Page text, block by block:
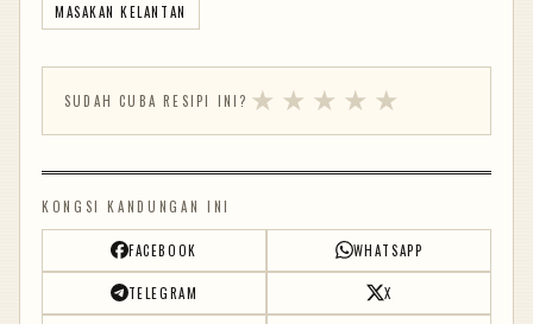
MASAKAN KELANTAN
SUDAH CUBA RESIPI INI? ★ ★ ★ ★ ★
KONGSI KANDUNGAN INI
FACEBOOK WHATSAPP
TELEGRAM X